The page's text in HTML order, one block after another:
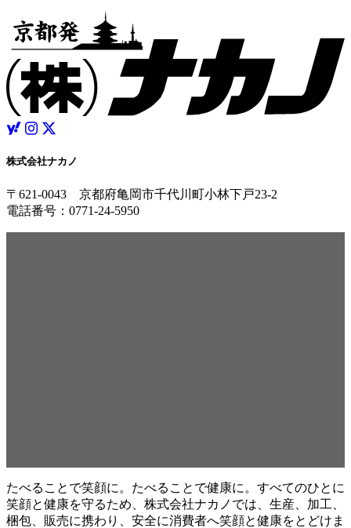
株式会社ナカノ
〒621-0043 京都府亀岡市千代川町小林下戸23-2
電話番号：0771-24-5950
たべることで笑顔に。たべることで健康に。すべてのひとに
笑顔と健康を守るため、株式会社ナカノでは、生産、加工、
梱包、販売に携わり、安全に消費者へ笑顔と健康をとどけま